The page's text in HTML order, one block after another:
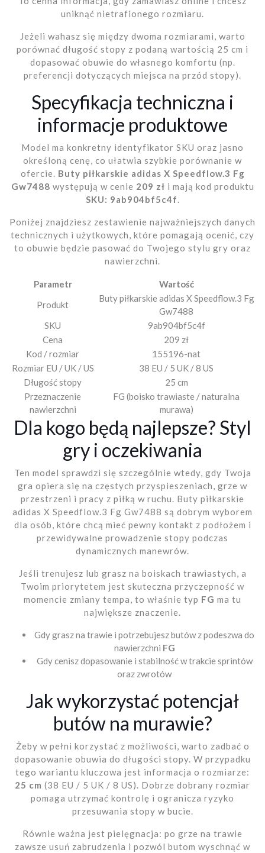
uniknąć nietrafionego rozmiaru.
Jeżeli wahasz się między dwoma rozmiarami, warto
porównać długość stopy z podaną wartością 25 cm i
dopasować obuwie do własnego komfortu (np.
preferencji dotyczących miejsca na przód stopy).
Specyfikacja techniczna i
informacje produktowe
Model ma konkretny identyfikator SKU oraz jasno
określoną cenę, co ułatwia szybkie porównanie w
ofercie. Buty piłkarskie adidas X Speedflow.3 Fg
Gw7488 występują w cenie 209 zł i mają kod produktu
SKU: 9ab904bf5c4f.
Poniżej znajdziesz zestawienie najważniejszych danych
technicznych i użytkowych, które pomagają ocenić, czy
to obuwie będzie pasować do Twojego stylu gry oraz
nawierzchni.
Parametr
Wartość
Produkt
Buty piłkarskie adidas X Speedflow.3 Fg
Gw7488
SKU
9ab904bf5c4f
Cena
209 zł
Kod / rozmiar
155196-nat
Rozmiar EU / UK / US
38 EU / 5 UK / 8 US
Długość stopy
25 cm
Przeznaczenie
nawierzchni
FG (boisko trawiaste / naturalna
murawa)
Dla kogo będą najlepsze? Styl
gry i oczekiwania
Ten model sprawdzi się szczególnie wtedy, gdy Twoja
gra opiera się na częstych przyspieszeniach, grze w
przestrzeni i pracy z piłką w ruchu. Buty piłkarskie
adidas X Speedflow.3 Fg Gw7488 są dobrym wyborem
dla osób, które chcą mieć pewny kontakt z podłożem i
przewidywalne prowadzenie stopy podczas
dynamicznych manewrów.
Jeśli trenujesz lub grasz na boiskach trawiastych, a
Twoim priorytetem jest skuteczna przyczepność w
momencie zmiany tempa, to właśnie typ FG ma tu
największe znaczenie.
Gdy grasz na trawie i potrzebujesz butów z podeszwa do
nawierzchni FG
Gdy cenisz dopasowanie i stabilność w trakcie sprintów
oraz zwrotów
Jak wykorzystać potencjał
butów na murawie?
Żeby w pełni korzystać z możliwości, warto zadbać o
dopasowanie obuwia do długości stopy. W przypadku
tego wariantu kluczowa jest informacja o rozmiarze:
25 cm (38 EU / 5 UK / 8 US). Dobrze dobrany rozmiar
pomaga utrzymać kontrolę i ogranicza ryzyko
przesuwania stopy w bucie.
Równie ważna jest pielęgnacja: po grze na trawie
zawsze usuń zabrudzenia i pozwól butom wyschnąć w